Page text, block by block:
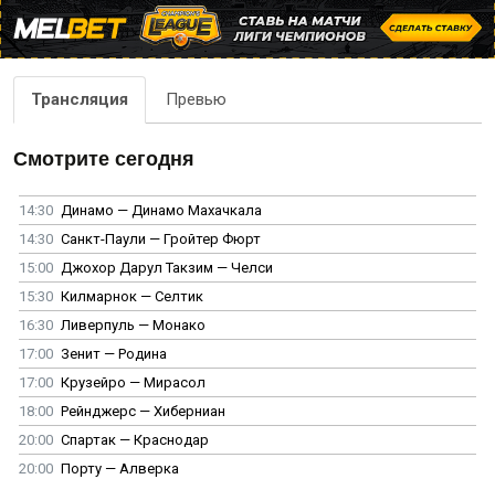
Трансляция Превью
Смотрите сегодня
14:30 Динамо — Динамо Махачкала
14:30 Санкт-Паули — Гройтер Фюрт
15:00 Джохор Дарул Такзим — Челси
15:30 Килмарнок — Селтик
16:30 Ливерпуль — Монако
17:00 Зенит — Родина
17:00 Крузейро — Мирасол
18:00 Рейнджерс — Хиберниан
20:00 Спартак — Краснодар
20:00 Порту — Алверка